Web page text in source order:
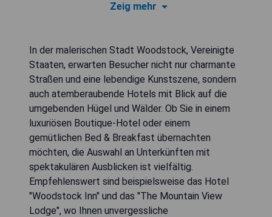
Zeig mehr
In der malerischen Stadt Woodstock, Vereinigte
Staaten, erwarten Besucher nicht nur charmante
Straßen und eine lebendige Kunstszene, sondern
auch atemberaubende Hotels mit Blick auf die
umgebenden Hügel und Wälder. Ob Sie in einem
luxuriösen Boutique-Hotel oder einem
gemütlichen Bed & Breakfast übernachten
möchten, die Auswahl an Unterkünften mit
spektakulären Ausblicken ist vielfältig.
Empfehlenswert sind beispielsweise das Hotel
"Woodstock Inn" und das "The Mountain View
Lodge", wo Ihnen unvergessliche